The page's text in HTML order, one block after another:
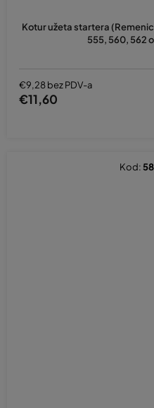
Kotur užeta startera
555, 560, 562
€9,28 bez PDV-a
€11,60
Kod: